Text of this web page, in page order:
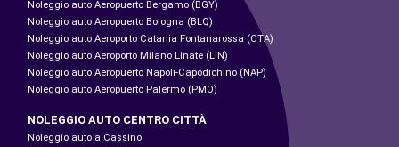
Noleggio auto Aeropuerto Bergamo (BGY)
Noleggio auto Aeropuerto Bologna (BLQ)
Noleggio auto Aeroporto Catania Fontanarossa (CTA)
Noleggio auto Aeroporto Milano Linate (LIN)
Noleggio auto Aeropuerto Napoli-Capodichino (NAP)
Noleggio auto Aeropuerto Palermo (PMO)
NOLEGGIO AUTO CENTRO CITTÀ
Noleggio auto a Cassino